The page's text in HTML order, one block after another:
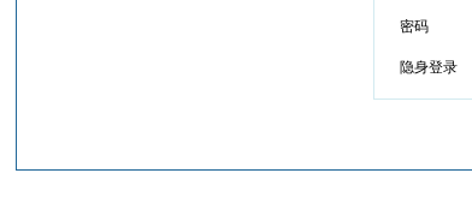
密码
隐身登录